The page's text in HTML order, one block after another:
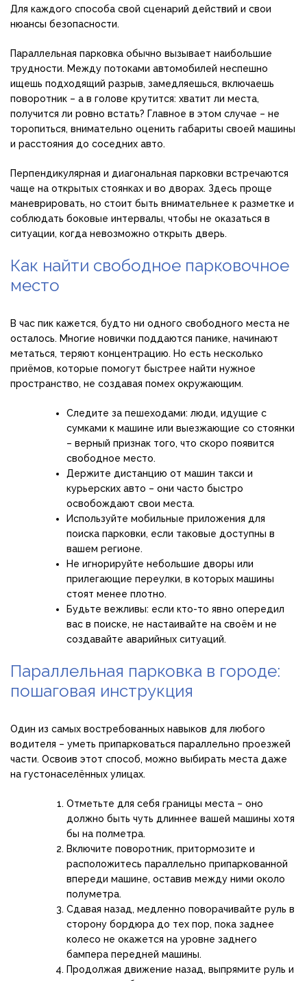
Для каждого способа свой сценарий действий и свои
нюансы безопасности.
Параллельная парковка обычно вызывает наибольшие
трудности. Между потоками автомобилей неспешно
ищешь подходящий разрыв, замедляешься, включаешь
поворотник – а в голове крутится: хватит ли места,
получится ли ровно встать? Главное в этом случае – не
торопиться, внимательно оценить габариты своей машины
и расстояния до соседних авто.
Перпендикулярная и диагональная парковки встречаются
чаще на открытых стоянках и во дворах. Здесь проще
маневрировать, но стоит быть внимательнее к разметке и
соблюдать боковые интервалы, чтобы не оказаться в
ситуации, когда невозможно открыть дверь.
Как найти свободное парковочное
место
В час пик кажется, будто ни одного свободного места не
осталось. Многие новички поддаются панике, начинают
метаться, теряют концентрацию. Но есть несколько
приёмов, которые помогут быстрее найти нужное
пространство, не создавая помех окружающим.
Следите за пешеходами: люди, идущие с
сумками к машине или выезжающие со стоянки
– верный признак того, что скоро появится
свободное место.
Держите дистанцию от машин такси и
курьерских авто – они часто быстро
освобождают свои места.
Используйте мобильные приложения для
поиска парковки, если таковые доступны в
вашем регионе.
Не игнорируйте небольшие дворы или
прилегающие переулки, в которых машины
стоят менее плотно.
Будьте вежливы: если кто-то явно опередил
вас в поиске, не настаивайте на своём и не
создавайте аварийных ситуаций.
Параллельная парковка в городе:
пошаговая инструкция
Один из самых востребованных навыков для любого
водителя – уметь припарковаться параллельно проезжей
части. Освоив этот способ, можно выбирать места даже
на густонаселённых улицах.
Отметьте для себя границы места – оно
должно быть чуть длиннее вашей машины хотя
бы на полметра.
Включите поворотник, притормозите и
расположитесь параллельно припаркованной
впереди машине, оставив между ними около
полуметра.
Сдавая назад, медленно поворачивайте руль в
сторону бордюра до тех пор, пока заднее
колесо не окажется на уровне заднего
бампера передней машины.
Продолжая движение назад, выпрямите руль и